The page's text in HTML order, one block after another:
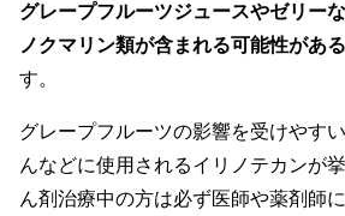
グレープフルーツジュースやゼリー
ノクマリン類が含まれる可能性があ
す。
グレープフルーツの影響を受けやす
んなどに使用されるイリノテカンが
ん剤治療中の方は必ず医師や薬剤師